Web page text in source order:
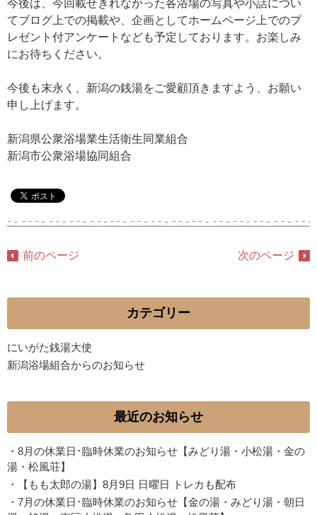
今後は、今回載せきれなかった各浴場の写真や小話につい
てブログ上での掲載や、企画としてホームページ上でのプ
レゼント付アンケートなども予定しております。お楽しみ
にお待ちください。
今後も末永く、新潟の銭湯をご愛顧頂きますよう、お願い
申し上げます。
新潟県公衆浴場業生活衛生同業組合
新潟市公衆浴場協同組合
前のページ 次のページ
カテゴリー
にいがた銭湯大使
新潟浴場組合からのお知らせ
最近のお知らせ
・ 8月の休業日･臨時休業のお知らせ【みどり湯・小松湯・金の
湯・松風荘】
・
【もも太郎の湯】8月9日 日曜日 トレカも配布
・ 7月の休業日･臨時休業のお知らせ【金の湯・みどり湯・朝日